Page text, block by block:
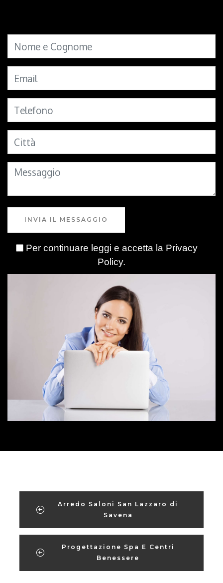
INVIA IL MESSAGGIO
Per continuare leggi e accetta la Privacy
Policy.
Arredo Saloni San Lazzaro di
Savena
Progettazione Spa E Centri
Benessere